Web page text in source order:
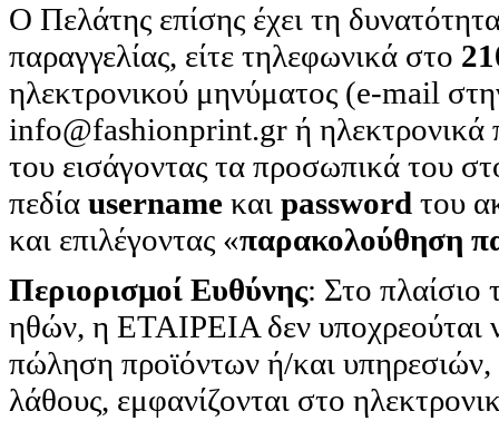
Ο Πελάτης επίσης έχει τη
παραγγελίας, είτε τηλεφωνικά στο
ηλεκτρονικού μηνύματος (e-mail
info@fashionprint.gr ή ηλεκτρονικά
του εισάγοντας τα προσωπικά του
πεδία username και password του
και επιλέγοντας «παρακολούθηση
Περιορισμοί Ευθύνης: Στο πλαίσιο
ηθών, η ΕΤΑΙΡΕΙΑ δεν υποχρεούται
πώληση προϊόντων ή/και
λάθους, εμφανίζονται στο